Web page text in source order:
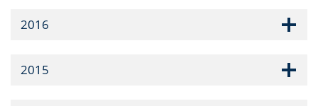
2016
2015